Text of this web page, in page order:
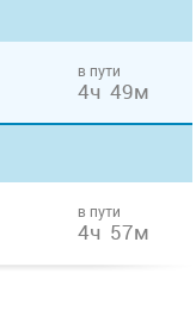
в пути
4ч 49м
в пути
4ч 57м